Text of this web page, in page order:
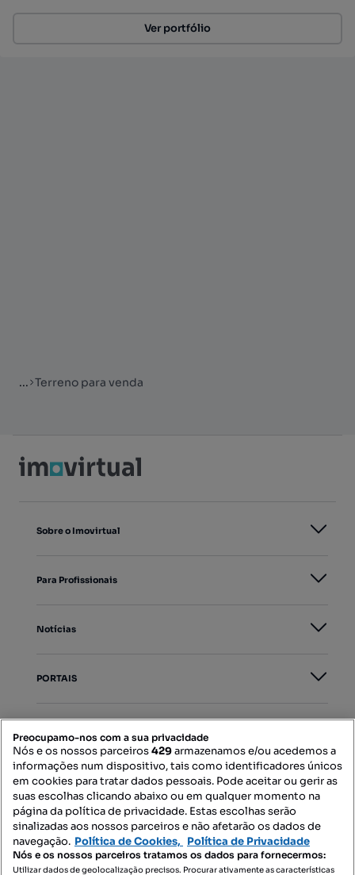
Ver portfólio
... Terreno para venda
Sobre o Imovirtual
Para Profissionais
Notícias
PORTAIS
Contacte-nos
SIGA-NOS:
Preocupamo-nos com a sua privacidade
Nós e os nossos parceiros429armazenamos e/ou acedemos a
informações num dispositivo, tais como identificadores únicos
em cookies para tratar dados pessoais. Pode aceitar ou gerir as
suas escolhas clicando abaixo ou em qualquer momento na
página da política de privacidade. Estas escolhas serão
sinalizadas aos nossos parceiros e não afetarão os dados de
navegação. Política de Cookies, Política de Privacidade
Nós e os nossos parceiros tratamos os dados para fornecermos:
Utilizar dados de geolocalização precisos. Procurar ativamente as características